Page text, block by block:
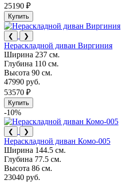
25190 ₽
Купить
❮ ❯
Нераскладной диван Виргиния
Ширина 237 см.
Глубина 110 см.
Высота 90 см.
47990 руб.
53570 ₽
Купить
-10%
❮ ❯
Нераскладной диван Комо-005
Ширина 144.5 см.
Глубина 77.5 см.
Высота 86 см.
23040 руб.